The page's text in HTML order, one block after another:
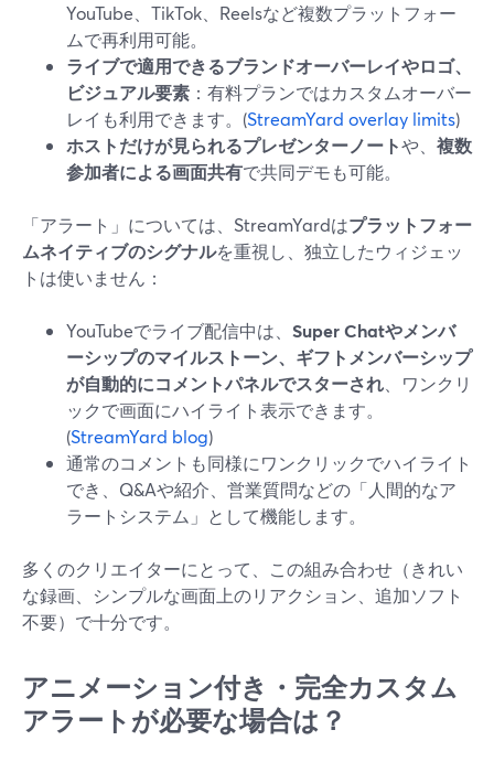
YouTube、TikTok、Reelsなど複数プラットフォー
ムで再利用可能。
ライブで適用できるブランドオーバーレイやロゴ、
ビジュアル要素 ：有料プランではカスタムオーバー
レイも利用できます。(StreamYard overlay limits)
ホストだけが見られるプレゼンターノートや、 複数
参加者による画面共有で共同デモも可能。
「アラート」については、StreamYardはプラットフォー
ムネイティブのシグナルを重視し、独立したウィジェッ
トは使いません：
YouTubeでライブ配信中は、 Super Chatやメンバ
ーシップのマイルストーン、ギフトメンバーシップ
が自動的にコメントパネルでスターされ 、ワンクリ
ックで画面にハイライト表示できます。
(StreamYard blog)
通常のコメントも同様にワンクリックでハイライト
でき、Q&Aや紹介、営業質問などの「人間的なア
ラートシステム」として機能します。
多くのクリエイターにとって、この組み合わせ（きれい
な録画、シンプルな画面上のリアクション、追加ソフト
不要）で十分です。
アニメーション付き・完全カスタム
アラートが必要な場合は？